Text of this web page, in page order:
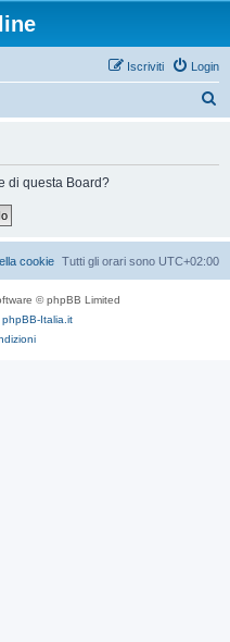
Login
Iscriviti
di questa Board?
Tutti gli orari sono UTC+02:00
cookie
© phpBB Limited
phpBB-Italia.it